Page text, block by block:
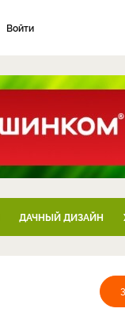
Войти
ДАЧНЫЙ ДИЗАЙН